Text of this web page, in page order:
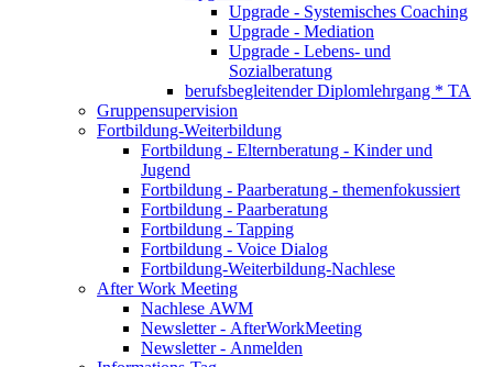
Upgrade - Systemisches Coaching
Upgrade - Mediation
Upgrade - Lebens- und
Sozialberatung
berufsbegleitender Diplomlehrgang * TA
Gruppensupervision
Fortbildung-Weiterbildung
Fortbildung - Elternberatung - Kinder und
Jugend
Fortbildung - Paarberatung - themenfokussiert
Fortbildung - Paarberatung
Fortbildung - Tapping
Fortbildung - Voice Dialog
Fortbildung-Weiterbildung-Nachlese
After Work Meeting
Nachlese AWM
Newsletter - AfterWorkMeeting
Newsletter - Anmelden